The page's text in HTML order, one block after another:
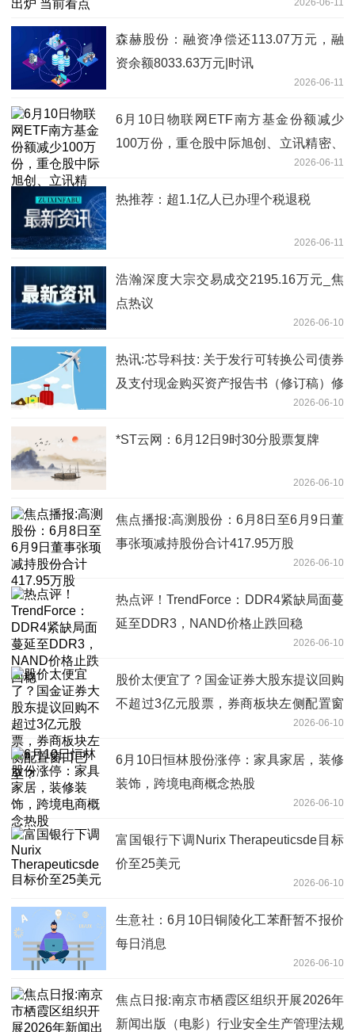
2026-06-11
森赫股份：融资净偿还113.07万元，融
资余额8033.63万元|时讯
2026-06-11
6月10日物联网ETF南方基金份额减少
100万份，重仓股中际旭创、立讯精密、
2026-06-11
热推荐：超1.1亿人已办理个税退税
2026-06-11
浩瀚深度大宗交易成交2195.16万元_焦
点热议
2026-06-10
热讯:芯导科技: 关于发行可转换公司债券
及支付现金购买资产报告书（修订稿）修
2026-06-10
*ST云网：6月12日9时30分股票复牌
2026-06-10
焦点播报:高测股份：6月8日至6月9日董
事张顼减持股份合计417.95万股
2026-06-10
热点评！TrendForce：DDR4紧缺局面蔓
延至DDR3，NAND价格止跌回稳
2026-06-10
股价太便宜了？国金证券大股东提议回购
不超过3亿元股票，券商板块左侧配置窗
2026-06-10
6月10日恒林股份涨停：家具家居，装修
装饰，跨境电商概念热股
2026-06-10
富国银行下调Nurix Therapeuticsde目标
价至25美元
2026-06-10
生意社：6月10日铜陵化工苯酐暂不报价
每日消息
2026-06-10
焦点日报:南京市栖霞区组织开展2026年
新闻出版（电影）行业安全生产管理法规